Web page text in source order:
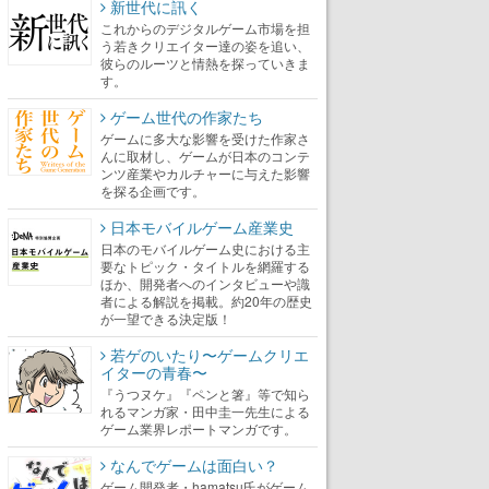
新世代に訊く
これからのデジタルゲーム市場を担
う若きクリエイター達の姿を追い、
彼らのルーツと情熱を探っていきま
す。
ゲーム世代の作家たち
ゲームに多大な影響を受けた作家さ
んに取材し、ゲームが日本のコンテ
ンツ産業やカルチャーに与えた影響
を探る企画です。
日本モバイルゲーム産業史
日本のモバイルゲーム史における主
要なトピック・タイトルを網羅する
ほか、開発者へのインタビューや識
者による解説を掲載。約20年の歴史
が一望できる決定版！
若ゲのいたり〜ゲームクリエ
イターの青春〜
『うつヌケ』『ペンと箸』等で知ら
れるマンガ家・田中圭一先生による
ゲーム業界レポートマンガです。
なんでゲームは面白い？